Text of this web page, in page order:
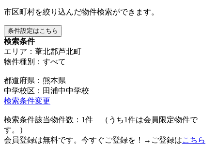
市区町村を絞り込んだ物件検索ができます。
条件設定はこちら
検索条件
エリア：葦北郡芦北町
物件種別：すべて
都道府県：熊本県
中学校区：田浦中中学校
検索条件変更
検索条件該当物件数： 1件 （うち1件は会員限定物件で
す。）
会員登録は無料です。今すぐご登録を！→ご登録はこちら